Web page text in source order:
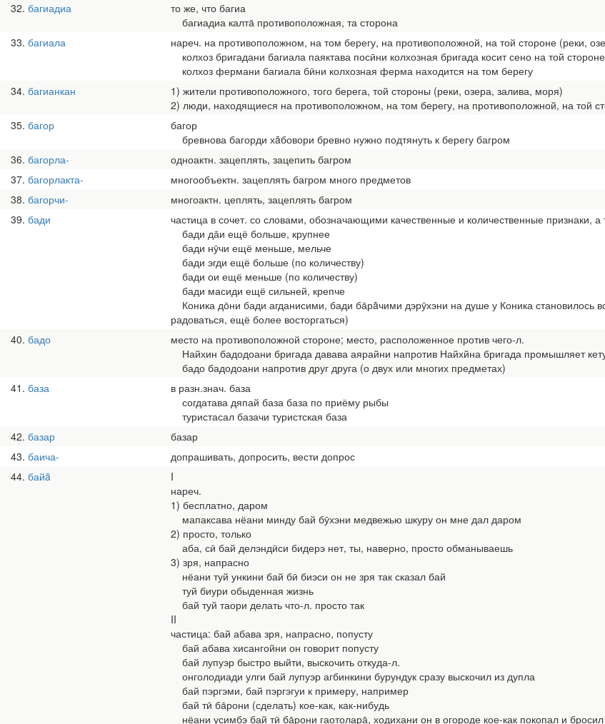
32 багиадиа
то же, что багиа
багиадиа калта̄ противоположная, та сторона
33 багиала
нареч. на противоположном, на том берегу, на противоположной, на той стороне (реки,
колхоз бригадани багиала паяктава посӣни колхозная бригада косит сено на той
колхоз фермани багиала бӣни колхозная ферма находится на том берегу
34 багианкан
1) жители противоположного, того берега, той стороны (реки, озера, залива, моря)
2) люди, находящиеся на противоположном, на том берегу, на противоположной, на той
35 багор
багор
бревнова багорди хāбовори бревно нужно подтянуть к берегу багром
36 багорла-
одноактн. зацеплять, зацепить багром
37 багорлакта-
многообъектн. зацеплять багром много предметов
38 багорчи-
многоактн. цеплять, зацеплять багром
39 бади
частица в сочет. со словами, обозначающими качественные и количественные признаки, а
бади да̄и ещё больше, крупнее
бади нӯчи ещё меньше, мельче
бади эгди ещё больше (по количеству)
бади ои ещё меньше (по количеству)
бади масиди ещё сильней, крепче
Коника до̄ни бади агданисими, бади ба̄рāчими дэрӯхэни на душе у Коника становилось
радоваться, ещё более восторгаться)
40 бадо
место на противоположной стороне; место, расположенное против чего-л.
Найхин бадодоани бригада давава аярайни напротив Найхйна бригада промышляет
бадо бадодоани напротив друг друга (о двух или многих предметах)
41 база
в разн.знач. база
согдатава дяпай база база по приёму рыбы
туристасал базачи туристская база
42 базар
базар
43 баича-
допрашивать, допросить, вести допрос
44 байā
I
нареч.
1) бесплатно, даром
мапаксава нёани минду бай бӯхэни медвежью шкуру он мне дал даром
2) просто, только
аба, сӣ бай делэндӣси бидерэ нет, ты, наверно, просто обманываешь
3) зря, напрасно
нёани туй ункини бай бӣ биэси он не зря так сказал бай
туй биури обыденная жизнь
бай туй таори делать что-л. просто так
II
частица: бай абава зря, напрасно, попусту
бай абава хисангойни он говорит попусту
бай лупуэр быстро выйти, выскочить откуда-л.
онголодиади улги бай лупуэр агбинкини бурундук сразу выскочил из дупла
бай пэргэми, бай пэргэгуи к примеру, например
бай тӣ ба̄рони (сделать) кое-как, как-нибудь
нёани усимбэ бай тӣ ба̄рони гаотолара̄, ходихани он в огороде кое-как покопал и бросил